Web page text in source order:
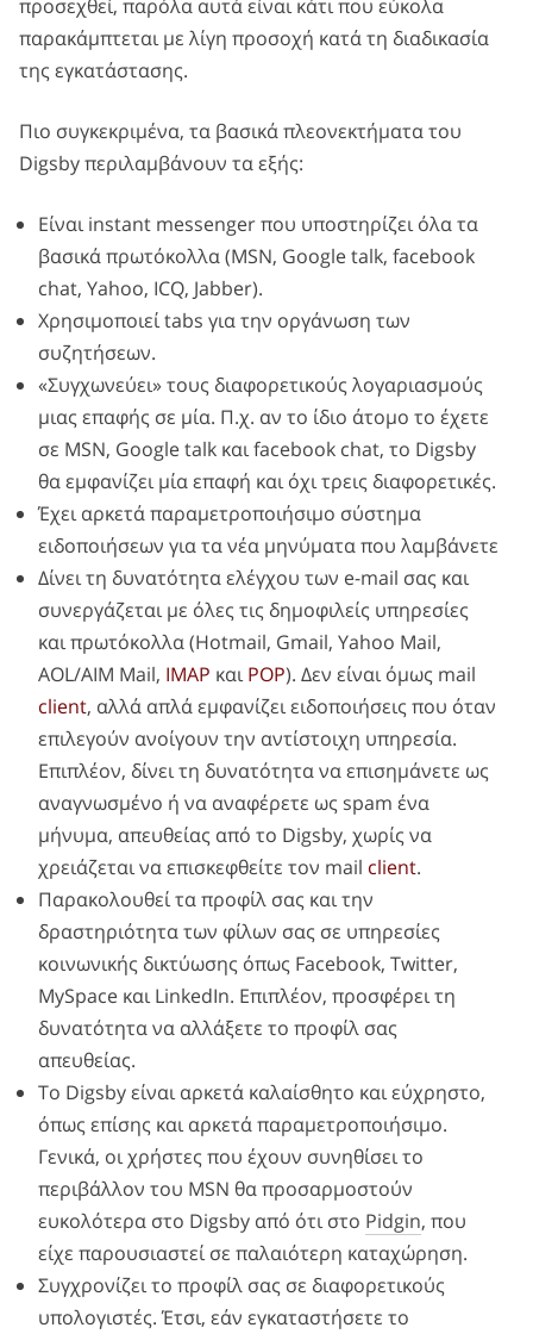
προσεχθεί, παρόλα αυτά είναι κάτι που εύκολα
παρακάμπτεται με λίγη προσοχή κατά τη διαδικασία
της εγκατάστασης.
Πιο συγκεκριμένα, τα βασικά πλεονεκτήματα του
Digsby περιλαμβάνουν τα εξής:
Είναι instant messenger που υποστηρίζει όλα τα
βασικά πρωτόκολλα (MSN, Google talk, facebook
chat, Yahoo, ICQ, Jabber).
Χρησιμοποιεί tabs για την οργάνωση των
συζητήσεων.
«Συγχωνεύει» τους διαφορετικούς λογαριασμούς
μιας επαφής σε μία. Π.χ. αν το ίδιο άτομο το έχετε
σε MSN, Google talk και facebook chat, το Digsby
θα εμφανίζει μία επαφή και όχι τρεις διαφορετικές.
Έχει αρκετά παραμετροποιήσιμο σύστημα
ειδοποιήσεων για τα νέα μηνύματα που λαμβάνετε
Δίνει τη δυνατότητα ελέγχου των e-mail σας και
συνεργάζεται με όλες τις δημοφιλείς υπηρεσίες
και πρωτόκολλα (Hotmail, Gmail, Yahoo Mail,
AOL/AIM Mail, IMAP καιPOP). Δεν είναι όμως mail
client, αλλά απλά εμφανίζει ειδοποιήσεις που όταν
επιλεγούν ανοίγουν την αντίστοιχη υπηρεσία.
Επιπλέον, δίνει τη δυνατότητα να επισημάνετε ως
αναγνωσμένο ή να αναφέρετε ως spam ένα
μήνυμα, απευθείας από το Digsby, χωρίς να
χρειάζεται να επισκεφθείτε τον mail client.
Παρακολουθεί τα προφίλ σας και την
δραστηριότητα των φίλων σας σε υπηρεσίες
κοινωνικής δικτύωσης όπως Facebook, Twitter,
MySpace και LinkedIn. Επιπλέον, προσφέρει τη
δυνατότητα να αλλάξετε το προφίλ σας
απευθείας.
Το Digsby είναι αρκετά καλαίσθητο και εύχρηστο,
όπως επίσης και αρκετά παραμετροποιήσιμο.
Γενικά, οι χρήστες που έχουν συνηθίσει το
περιβάλλον του MSN θα προσαρμοστούν
ευκολότερα στο Digsby από ότι στο Pidgin, που
είχε παρουσιαστεί σε παλαιότερη καταχώρηση.
Συγχρονίζει το προφίλ σας σε διαφορετικούς
υπολογιστές. Έτσι, εάν εγκαταστήσετε το